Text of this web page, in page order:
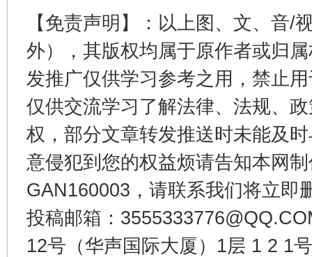
【免责声明】：以上图、文、音/
外），其版权均属于原作者或归
发推广仅供学习参考之用，禁止
仅供交流学习了解法律、法规、
权，部分文章转发推送时未能及
意侵犯到您的权益烦请告知本网
GAN160003，请联系我们将立即
投稿邮箱：
12号（华声国际大厦）1层 1 2 1
在谋一域中谋全局
今